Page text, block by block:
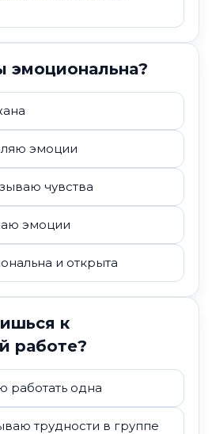
эмоциональна?
эмоции
чувства
эмоции
и открыта
к
работе?
работать одна
трудности в группе